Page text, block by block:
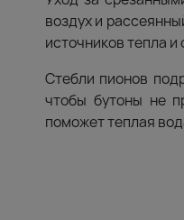
воздух и
источников тепла
Стебли пионов
чтобы бутоны не
поможет теплая